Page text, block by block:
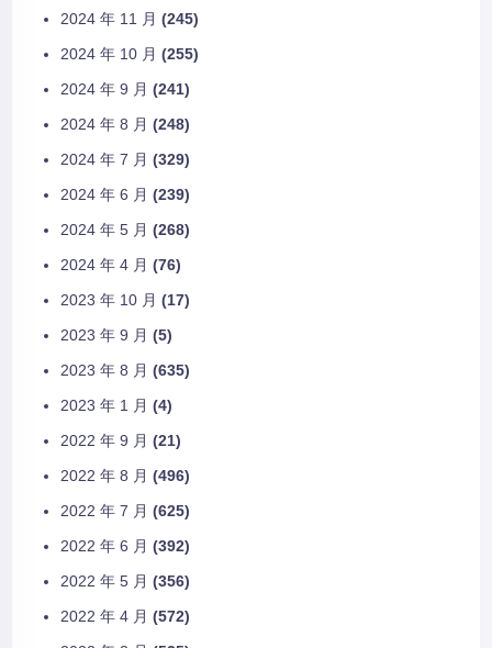
2024 年 11 月 (245)
2024 年 10 月 (255)
2024 年 9 月 (241)
2024 年 8 月 (248)
2024 年 7 月 (329)
2024 年 6 月 (239)
2024 年 5 月 (268)
2024 年 4 月 (76)
2023 年 10 月 (17)
2023 年 9 月 (5)
2023 年 8 月 (635)
2023 年 1 月 (4)
2022 年 9 月 (21)
2022 年 8 月 (496)
2022 年 7 月 (625)
2022 年 6 月 (392)
2022 年 5 月 (356)
2022 年 4 月 (572)